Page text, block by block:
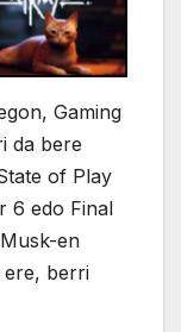
Gaming
da bere
of Play
6 edo Final
en
ere, berri